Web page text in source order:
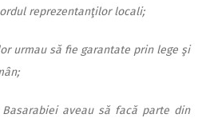
reprezentanţilor locali;
urmau să fie garantate prin lege şi
aveau să facă parte din